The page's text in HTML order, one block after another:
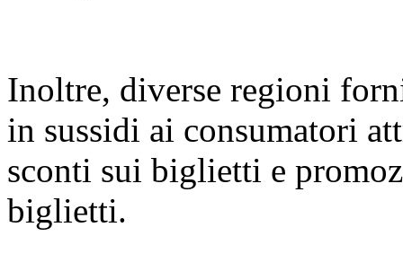
Inoltre, diverse regioni
in sussidi ai consumatori
sconti sui biglietti e
biglietti.